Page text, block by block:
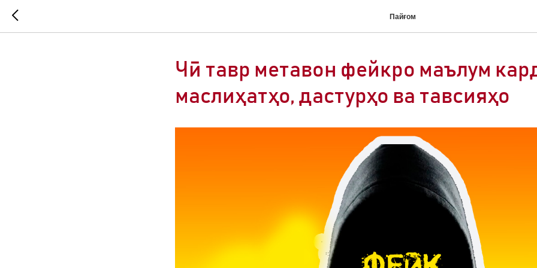
Пайғом
Чӣ тавр метавон фейкро маълум
маслиҳатҳо, дастурҳо ва тавсияҳо